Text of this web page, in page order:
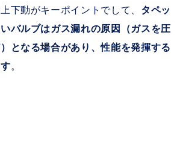
下動がキーポイントでして、 タペッ
バルブはガス漏れの原因（ガスを圧
となる場合があり、性能を発揮する
。